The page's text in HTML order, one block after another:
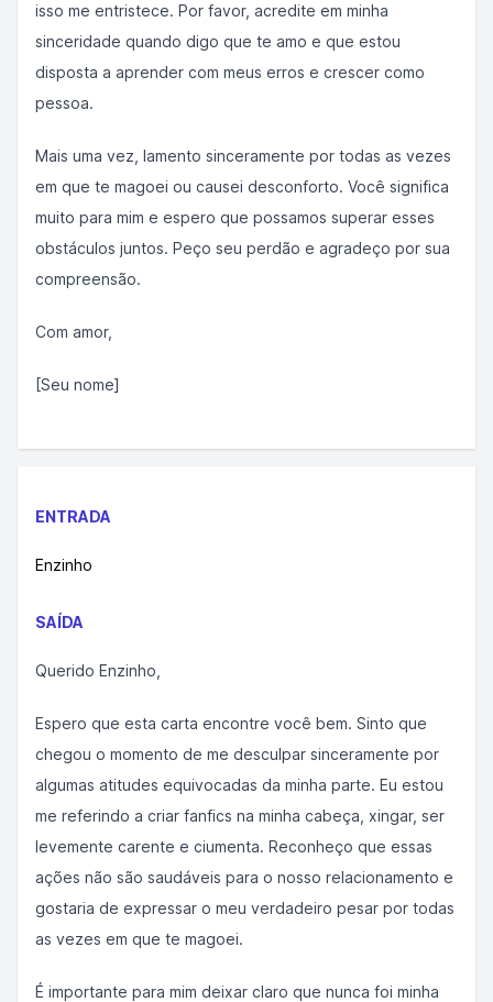
isso me entristece. Por favor, acredite em minha
sinceridade quando digo que te amo e que estou
disposta a aprender com meus erros e crescer como
pessoa.
Mais uma vez, lamento sinceramente por todas as vezes
em que te magoei ou causei desconforto. Você significa
muito para mim e espero que possamos superar esses
obstáculos juntos. Peço seu perdão e agradeço por sua
compreensão.
Com amor,
[Seu nome]
ENTRADA
Enzinho
SAÍDA
Querido Enzinho,
Espero que esta carta encontre você bem. Sinto que
chegou o momento de me desculpar sinceramente por
algumas atitudes equivocadas da minha parte. Eu estou
me referindo a criar fanfics na minha cabeça, xingar, ser
levemente carente e ciumenta. Reconheço que essas
ações não são saudáveis para o nosso relacionamento e
gostaria de expressar o meu verdadeiro pesar por todas
as vezes em que te magoei.
É importante para mim deixar claro que nunca foi minha